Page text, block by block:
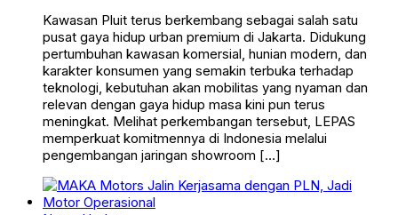
Kawasan Pluit terus berkembang sebagai salah satu
pusat gaya hidup urban premium di Jakarta. Didukung
pertumbuhan kawasan komersial, hunian modern, dan
karakter konsumen yang semakin terbuka terhadap
teknologi, kebutuhan akan mobilitas yang nyaman dan
relevan dengan gaya hidup masa kini pun terus
meningkat. Melihat perkembangan tersebut, LEPAS
memperkuat komitmennya di Indonesia melalui
pengembangan jaringan showroom […]